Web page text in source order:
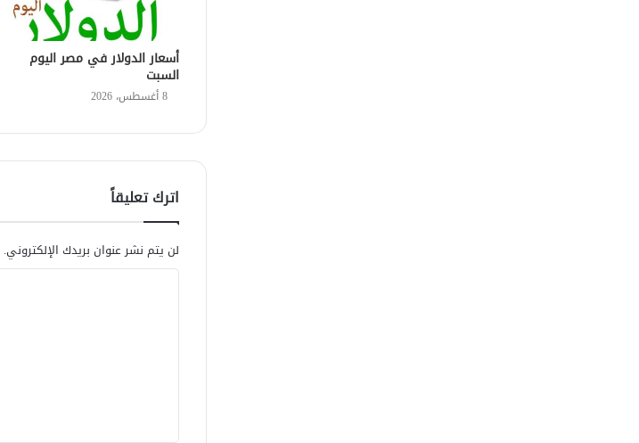
أسعار الدولار في مصر اليوم
السبت
8 أغسطس، 2026
اترك تعليقاً
لن يتم نشر عنوان بريدك الإلكتروني.